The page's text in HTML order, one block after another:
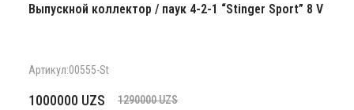
Выпускной коллектор / паук 4-2-1 “Stinger Sport” 8 V
Артикул:00555-St
1290000UZS
Первоначальная
1000000 UZS
Текущая